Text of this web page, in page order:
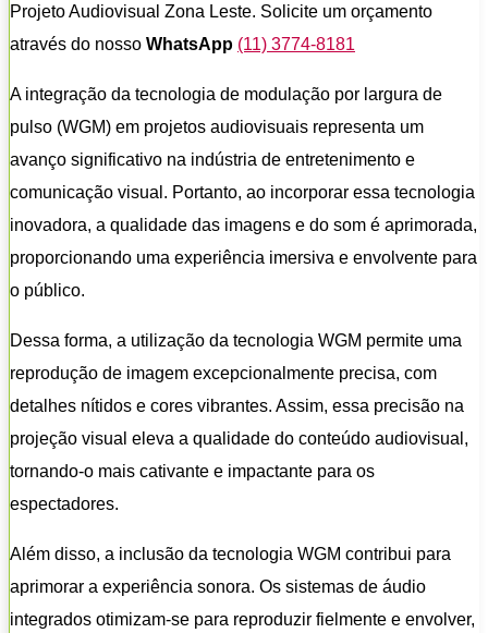
Projeto Audiovisual Zona Leste. Solicite um orçamento
através do nosso WhatsApp (11) 3774-8181
A integração da tecnologia de modulação por largura de
pulso (WGM) em projetos audiovisuais representa um
avanço significativo na indústria de entretenimento e
comunicação visual. Portanto, ao incorporar essa tecnologia
inovadora, a qualidade das imagens e do som é aprimorada,
proporcionando uma experiência imersiva e envolvente para
o público.
Dessa forma, a utilização da tecnologia WGM permite uma
reprodução de imagem excepcionalmente precisa, com
detalhes nítidos e cores vibrantes. Assim, essa precisão na
projeção visual eleva a qualidade do conteúdo audiovisual,
tornando-o mais cativante e impactante para os
espectadores.
Além disso, a inclusão da tecnologia WGM contribui para
aprimorar a experiência sonora. Os sistemas de áudio
integrados otimizam-se para reproduzir fielmente e envolver,